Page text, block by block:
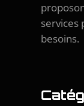
services
besoins.